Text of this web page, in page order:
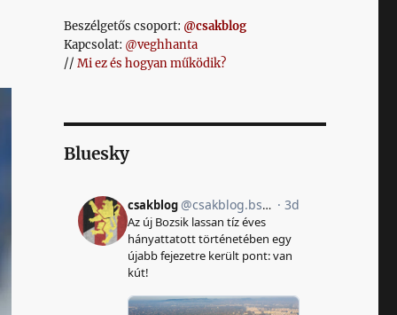
Beszélgetős csoport: @csakblog
Kapcsolat: @veghhanta
// Mi ez és hogyan működik?
Bluesky